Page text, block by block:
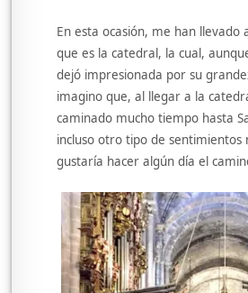
En esta ocasión, me han llevado
que es la catedral, la cual,
dejó impresionada por su
imagino que, al llegar a la
caminado mucho tiempo hasta
incluso otro tipo de sentimientos
gustaría hacer algún día el